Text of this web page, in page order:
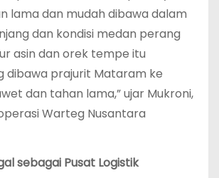
lama dan mudah dibawa dalam
dan kondisi medan perang
asin dan orek tempe itu
dibawa prajurit Mataram ke
dan tahan lama,” ujar Mukroni,
Warteg Nusantara
sebagai Pusat Logistik